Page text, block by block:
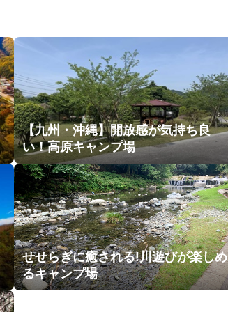
【九州・沖縄】開放感が気持ち良
い！高原キャンプ場
せせらぎに癒される!川遊びが楽しめ
るキャンプ場